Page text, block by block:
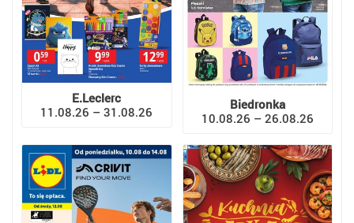
E.Leclerc
11.08.26 – 31.08.26
Biedronka
10.08.26 – 26.08.26